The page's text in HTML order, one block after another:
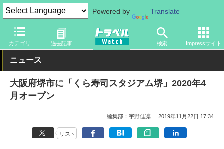
Powered by Translate
カテゴリ 過去記事 検索 Impressサイト
トラベル Watch 地域 国内旅行 京都・大阪
ニュース
大阪府堺市に「くら寿司スタジアム堺」2020年4
月オープン
編集部：宇野佳凛 2019年11月22日 17:34
リスト